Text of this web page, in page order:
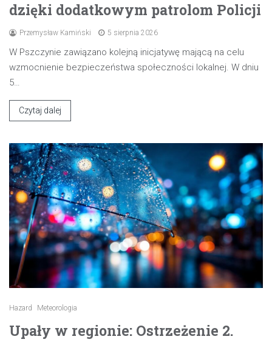
dzięki dodatkowym patrolom Policji
Przemysław Kamiński 5 sierpnia 2026
W Pszczynie zawiązano kolejną inicjatywę mającą na celu
wzmocnienie bezpieczeństwa społeczności lokalnej. W dniu
5…
Czytaj dalej
Hazard Meteorologia
Upały w regionie: Ostrzeżenie 2.